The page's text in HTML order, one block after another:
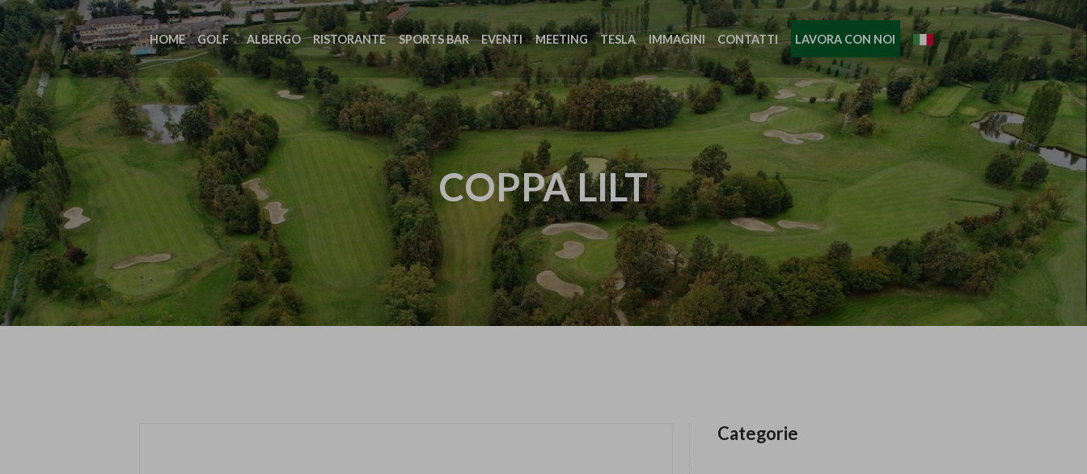
HOME GOLF ALBERGO RISTORANTE SPORTS BAR EVENTI MEETING TESLA IMMAGINI CONTATTI LAVORA CON NOI
COPPA LILT
Categorie